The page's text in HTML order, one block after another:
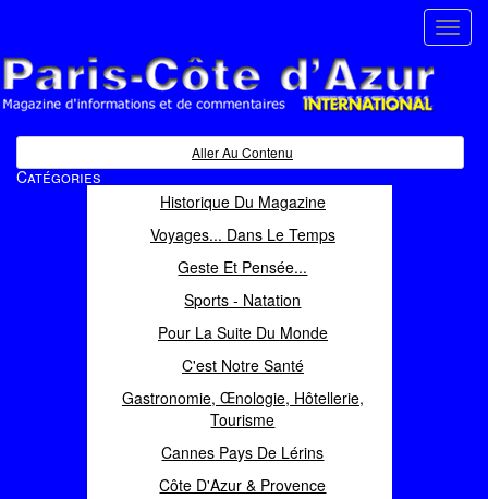
Magazine d'informations et de commentaires
Aller Au Contenu
Catégories
Historique Du Magazine
Voyages... Dans Le Temps
Geste Et Pensée...
Sports - Natation
Pour La Suite Du Monde
C'est Notre Santé
Gastronomie, Œnologie, Hôtellerie,
Tourisme
Cannes Pays De Lérins
Côte D'Azur & Provence